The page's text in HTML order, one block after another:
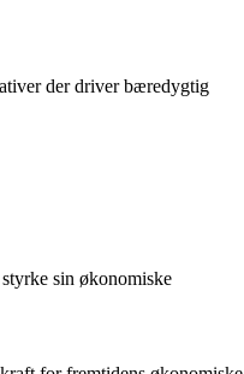
der driver bæredygtig
sin økonomiske